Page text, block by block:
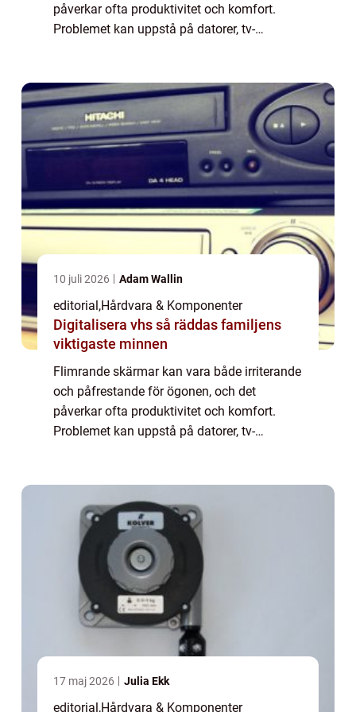
påverkar ofta produktivitet och komfort.
Problemet kan uppstå på datorer, tv-
10 juli 2026 Adam Wallin
editorial,Hårdvara & Komponenter
Digitalisera vhs så räddas familjens
viktigaste minnen
Flimrande skärmar kan vara både irriterande
och påfrestande för ögonen, och det
påverkar ofta produktivitet och komfort.
Problemet kan uppstå på datorer, tv-
17 maj 2026 Julia Ekk
editorial,Hårdvara & Komponenter